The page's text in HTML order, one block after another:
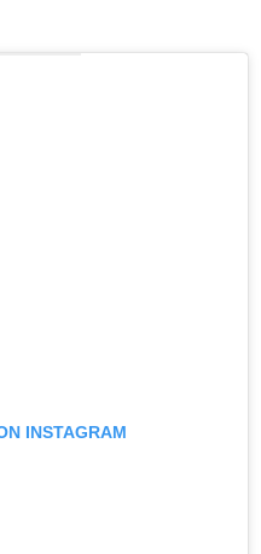
INSTAGRAM